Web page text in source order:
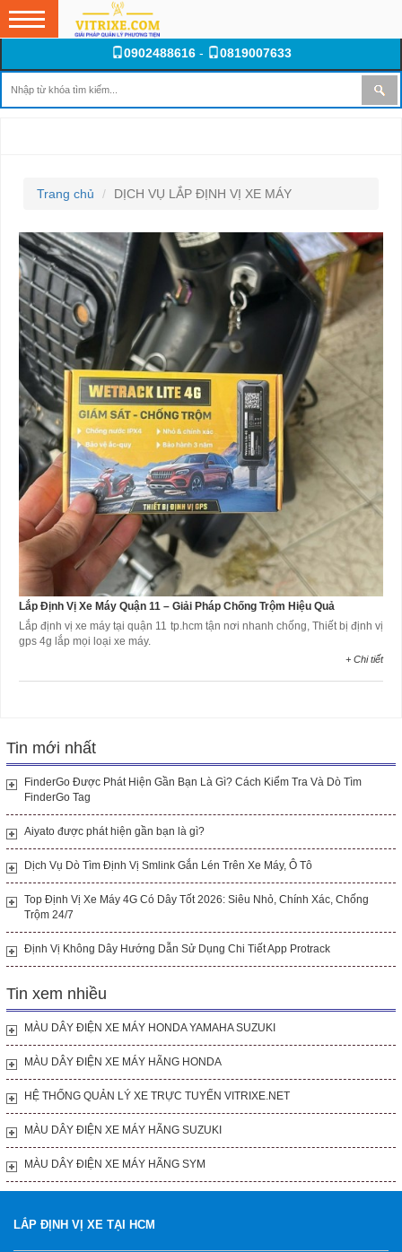
0902488616- 0819007633
Trang chủ DỊCH VỤ LẮP ĐỊNH VỊ XE MÁY
Lắp Định Vị Xe Máy Quận 11 – Giải Pháp Chống Trộm Hiệu Quả
Lắp định vị xe máy tại quận 11 tp.hcm tận nơi nhanh chống, Thiết bị định vị
gps 4g lắp mọi loại xe máy.
+ Chi tiết
Tin mới nhất
FinderGo Được Phát Hiện Gần Bạn Là Gì? Cách Kiểm Tra Và Dò Tìm
FinderGo Tag
Aiyato được phát hiện gần bạn là gì?
Dịch Vụ Dò Tìm Định Vị Smlink Gắn Lén Trên Xe Máy, Ô Tô
Top Định Vị Xe Máy 4G Có Dây Tốt 2026: Siêu Nhỏ, Chính Xác, Chống
Trộm 24/7
Định Vị Không Dây Hướng Dẫn Sử Dụng Chi Tiết App Protrack
Tin xem nhiều
MÀU DÂY ĐIỆN XE MÁY HONDA YAMAHA SUZUKI
MÀU DÂY ĐIỆN XE MÁY HÃNG HONDA
HỆ THỐNG QUẢN LÝ XE TRỰC TUYẾN VITRIXE.NET
MÀU DÂY ĐIỆN XE MÁY HÃNG SUZUKI
MÀU DÂY ĐIỆN XE MÁY HÃNG SYM
LẮP ĐỊNH VỊ XE TẠI HCM